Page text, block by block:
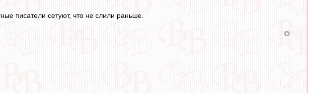
писатели сетуют, что не слили раньше.